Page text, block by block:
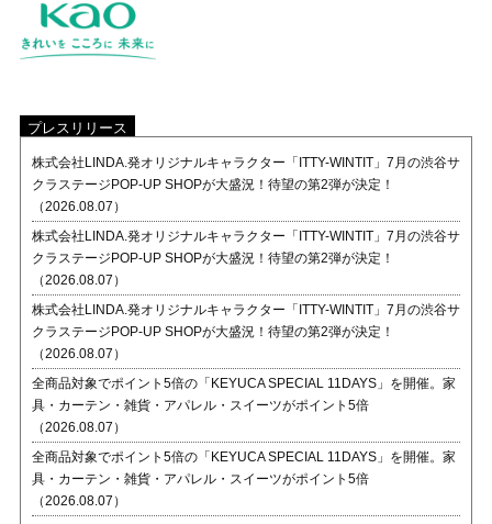
プレスリリース
株式会社LINDA.発オリジナルキャラクター「ITTY-WINTIT」7月の渋谷サ
クラステージPOP-UP SHOPが大盛況！待望の第2弾が決定！
（2026.08.07）
株式会社LINDA.発オリジナルキャラクター「ITTY-WINTIT」7月の渋谷サ
クラステージPOP-UP SHOPが大盛況！待望の第2弾が決定！
（2026.08.07）
株式会社LINDA.発オリジナルキャラクター「ITTY-WINTIT」7月の渋谷サ
クラステージPOP-UP SHOPが大盛況！待望の第2弾が決定！
（2026.08.07）
全商品対象でポイント5倍の「KEYUCA SPECIAL 11DAYS」を開催。家
具・カーテン・雑貨・アパレル・スイーツがポイント5倍
（2026.08.07）
全商品対象でポイント5倍の「KEYUCA SPECIAL 11DAYS」を開催。家
具・カーテン・雑貨・アパレル・スイーツがポイント5倍
（2026.08.07）